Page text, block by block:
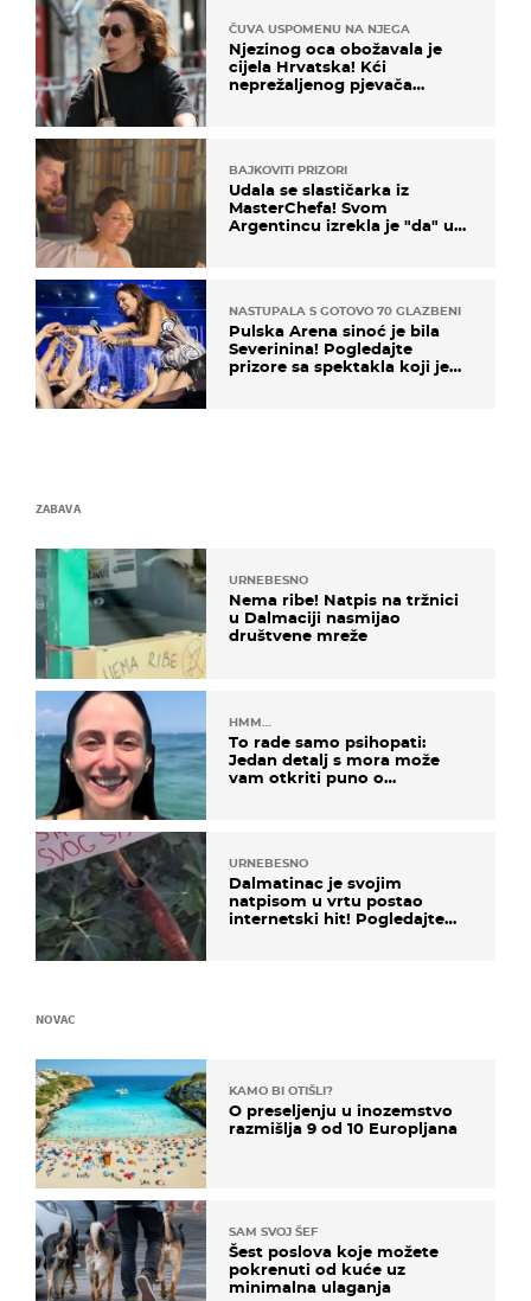
ČUVA USPOMENU NA NJEGA
Njezinog oca obožavala je
cijela Hrvatska! Kći
neprežaljenog pjevača
BAJKOVITI PRIZORI
Udala se slastičarka iz
MasterChefa! Svom
Argentincu izrekla je "da" u
NASTUPALA S GOTOVO 70 GLAZBENIKA
Pulska Arena sinoć je bila
Severinina! Pogledajte
prizore sa spektakla koji je
ZABAVA
URNEBESNO
Nema ribe! Natpis na tržnici
u Dalmaciji nasmijao
društvene mreže
HMM…
To rade samo psihopati:
Jedan detalj s mora može
vam otkriti puno o
URNEBESNO
Dalmatinac je svojim
natpisom u vrtu postao
internetski hit! Pogledajte
NOVAC
KAMO BI OTIŠLI?
O preseljenju u inozemstvo
razmišlja 9 od 10 Europljana
SAM SVOJ ŠEF
Šest poslova koje možete
pokrenuti od kuće uz
minimalna ulaganja